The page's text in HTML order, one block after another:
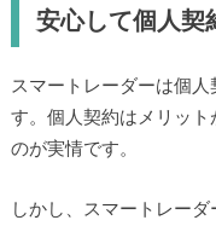
安心して個人契
スマートレーダーは個
す。個人契約はメリッ
のが実情です。
しかし、スマートレー